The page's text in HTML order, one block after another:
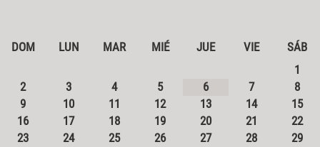
DOM LUN MAR MIÉ JUE VIE
SÁB
1
2
3 4 5 6 7
8
9
10 11 12 13 14
15
16
17 18 19 20 21
22
23
24 25 26 27 28
29